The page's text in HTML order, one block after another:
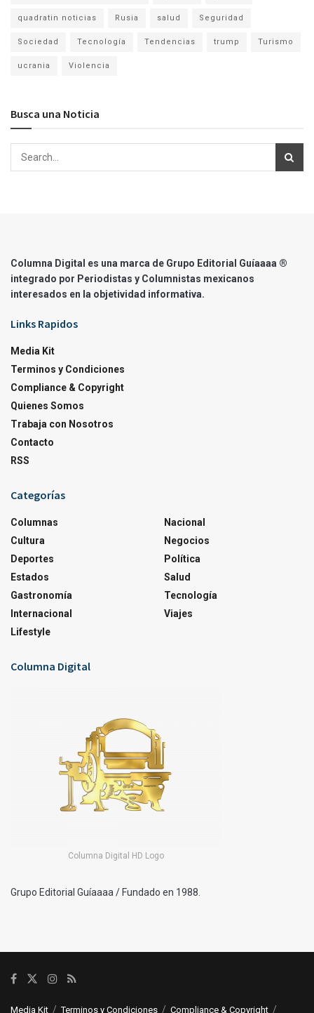
quadratin noticias Rusia salud Seguridad
Sociedad Tecnología Tendencias trump Turismo
ucrania Violencia
Busca una Noticia
Columna Digital es una marca de Grupo Editorial Guíaaaa ®
integrado por Periodistas y Columnistas mexicanos
interesados en la objetividad informativa.
Links Rapidos
Media Kit
Terminos y Condiciones
Compliance & Copyright
Quienes Somos
Trabaja con Nosotros
Contacto
RSS
Categorías
Columnas
Cultura
Deportes
Estados
Gastronomía
Internacional
Lifestyle
Nacional
Negocios
Política
Salud
Tecnología
Viajes
Columna Digital
Columna Digital HD Logo
Grupo Editorial Guíaaaa / Fundado en 1988.
Media Kit Terminos y Condiciones Compliance & Copyright